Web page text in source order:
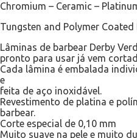
Chromium – Ceramic –
Tungsten and Polymer Coated
Lâminas de barbear Derby
pronto para usar já vem
Cada lâmina é embalada
e
feita de aço inoxidável.
Revestimento de platina e
barbear.
Corte especial de 0,10 mm
Muito suave na pele e muito